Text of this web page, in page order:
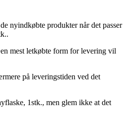
nyindkøbte produkter når det passer
mest letkøbte form for levering vil
på leveringstiden ved det
1stk., men glem ikke at det